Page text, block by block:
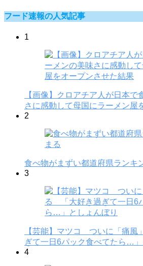
フード速報の人気記事
1
【画像】クロアチア人が日本で
さに感動して母国にラーメン屋
2
食べ物がまずい都道府県ランキ
3
【芸能】マツコ ついに「痛
ぎて一日6パック食べてたら…」
4